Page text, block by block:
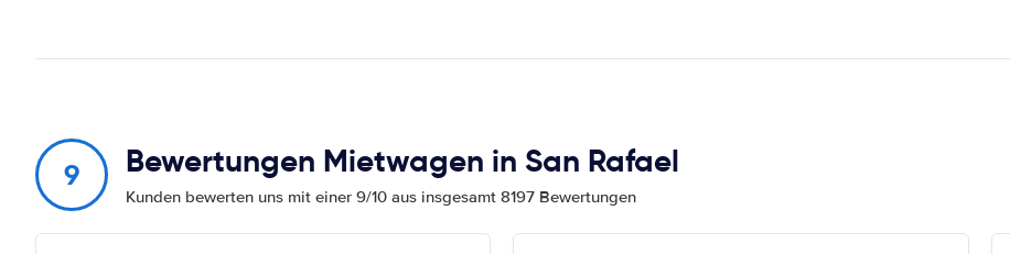
9 Bewertungen Mietwagen in San Rafael
Kunden bewerten uns mit einer 9/10 aus insgesamt 8197 Bewertungen